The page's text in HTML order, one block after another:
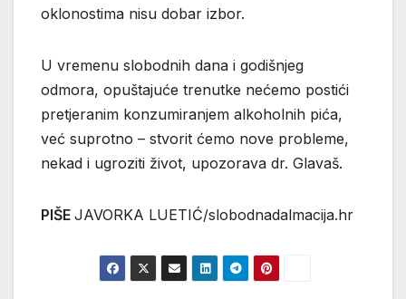
oklonostima nisu dobar izbor.
U vremenu slobodnih dana i godišnjeg
odmora, opuštajuće trenutke nećemo postići
pretjeranim konzumiranjem alkoholnih pića,
već suprotno – stvorit ćemo nove probleme,
nekad i ugroziti život, upozorava dr. Glavaš.
PIŠE JAVORKA LUETIĆ/slobodnadalmacija.hr